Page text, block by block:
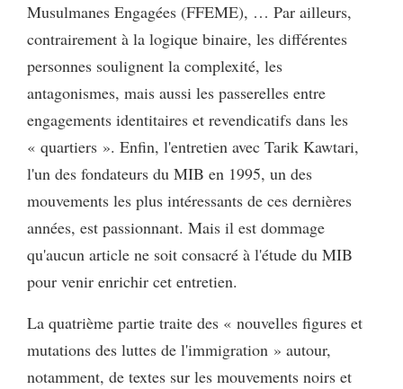
Musulmanes Engagées (FFEME), … Par ailleurs,
contrairement à la logique binaire, les différentes
personnes soulignent la complexité, les
antagonismes, mais aussi les passerelles entre
engagements identitaires et revendicatifs dans les
« quartiers ». Enfin, l'entretien avec Tarik Kawtari,
l'un des fondateurs du MIB en 1995, un des
mouvements les plus intéressants de ces dernières
années, est passionnant. Mais il est dommage
qu'aucun article ne soit consacré à l'étude du MIB
pour venir enrichir cet entretien.
La quatrième partie traite des « nouvelles figures et
mutations des luttes de l'immigration » autour,
notamment, de textes sur les mouvements noirs et